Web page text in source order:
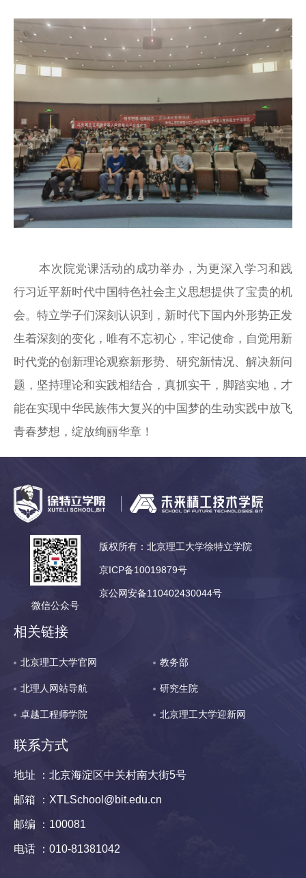
本次院党课活动的成功举办，为更深入学习和践
行习近平新时代中国特色社会主义思想提供了宝贵的机
会。特立学子们深刻认识到，新时代下国内外形势正发
生着深刻的变化，唯有不忘初心，牢记使命，自觉用新
时代党的创新理论观察新形势、研究新情况、解决新问
题，坚持理论和实践相结合，真抓实干，脚踏实地，才
能在实现中华民族伟大复兴的中国梦的生动实践中放飞
青春梦想，绽放绚丽华章！
微信公众号
版权所有：北京理工大学徐特立学院
京ICP备10019879号
京公网安备110402430044号
相关链接
北京理工大学官网 教务部
北理人网站导航 研究生院
卓越工程师学院 北京理工大学迎新网
联系方式
地址 ：北京海淀区中关村南大街5号
邮箱 ：XTLSchool@bit.edu.cn
邮编 ：100081
电话 ：010-81381042